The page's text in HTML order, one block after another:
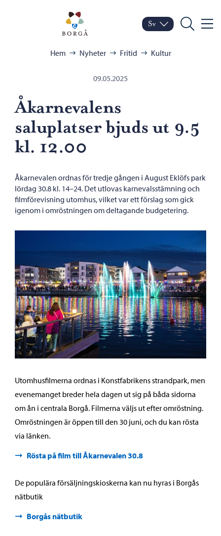
Porvoo – Gå till
Byt språk
Nuvarande språk:
Sv
Sök Meny
Hem Nyheter Fritid Kultur
09.05.2025
Åkarnevalens
saluplatser bjuds ut 9.5
kl. 12.00
Åkarnevalen ordnas för tredje gången i August Eklöfs park
lördag 30.8 kl. 14–24. Det utlovas karnevalsstämning och
filmförevisning utomhus, vilket var ett förslag som gick
igenom i omröstningen om deltagande budgetering.
Utomhusfilmerna ordnas i Konstfabrikens strandpark, men
evenemanget breder hela dagen ut sig på båda sidorna
om ån i centrala Borgå. Filmerna väljs ut efter omröstning.
Omröstningen är öppen till den 30 juni, och du kan rösta
via länken.
Rösta på film till Åkarnevalen 30.8
De populära försäljningskioskerna kan nu hyras i Borgås
nätbutik
Borgås nätbutik